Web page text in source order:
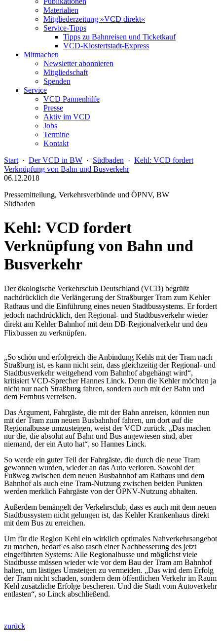
Materialien
Mitgliederzeitung »VCD direkt«
Service-Tipps
Tipps zu Bahnreisen und Ticketkauf
VCD-Klostertstadt-Express
Mitmachen
Newsletter abonnieren
Mitgliedschaft
Spenden
Service
VCD Pannenhilfe
Presse
Aktiv im VCD
Jobs
Termine
Kontakt
Start · Der VCD in BW · Südbaden · Kehl: VCD fordert
Verknüpfung von Bahn und Busverkehr
06.12.2018
Pressemitteilung, Verkehrsverbünde und ÖPNV, BW
Südbaden
Kehl: VCD fordert
Verknüpfung von Bahn und
Busverkehr
Der ökologische Verkehrsclub Deutschland (VCD) begrüßt
nachdrücklich die Verlängerung der Straßburger Tram zum Kehler
Rathaus und die Einführung eines neuen Stadtbussystems. Er fordert
jedoch nachdrücklich, den Regional- und Stadtbusverkehr wieder
direkt am Kehler Bahnhof mit dem DB-Regionalverkehr und den
Flixbussen zu verknüpfen.
„So schön und erfolgreich die Anbindung Kehls mit der Tram nach
Straßburg ist, es kann nicht sein, dass gleichzeitig der Regional- und
Stadtbusverkehr weitgehend vom Bahnhof abgehängt wird“,
kritisiert VCD-Sprecher Hannes Linck. Denn die Kehler möchten ja
nicht nur nach Straßburg fahren, sondern auch mit der Bahn und
dem Fernbus verreisen.
Das Argument, Fahrgäste, die mit der Bahn anreisen, könnten nun
mit der Tram zum neuen Busbahnhof fahren, um dort auf die
Regionalbusse umzusteigen, weist der VCD zurück. „Das machen
nur die, die absolut auf Bahn und Bus angewiesen sind, aber
niemand, der ein Auto hat“, so Hannes Linck.
So werde ein guter Teil der Fahrgäste, die durch die neue Tram
gewonnen wurden, wieder an das Auto verloren. Sowohl der
Fußweg zwischen dem neuen Busbahnhof am Rathaus und dem
Bahnhof als auch eine Tram-Nutzung zwischen beiden Punkten
werden merklich Fahrgäste von der ÖPNV-Nutzung abhalten.
Außerdem bemängelt der Verkehrsclub, dass es auch mit dem neuen
Stadtbussystem nicht gelungen ist, das Kehler Krankenhaus direkt
mit dem Bus zu erreichen.
Um für die Region Kehl ein wirklich optimales Nahverkehrsangebot
zu machen, bedarf es also rasch einer Nachbesserung des jetzt
eingeführten Systems: Alle Regionalbusse und möglichst viele
Stadtbusse müssen wieder wie vor dem Bau der Tram am Bahnhof
halten, um lästiges Umsteigen zu vermeiden. „Das wird dem Erfolg
der Tram nicht schaden, sondern dem öffentlichen Verkehr im Raum
Kehl zusätzliche Erfolge bescheren. Und die Stadt vom Autoverkehr
entlasten“, so Linck abschließend.
zurück